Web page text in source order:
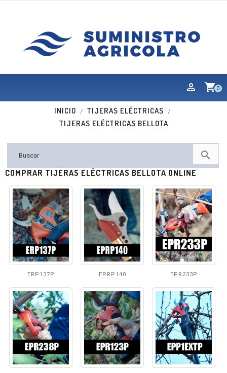
shopping_cart0
INICIO
TIJERAS ELÉCTRICAS
TIJERAS ELÉCTRICAS BELLOTA

COMPRAR TIJERAS ELÉCTRICAS BELLOTA ONLINE
ERP137P EPRP140 EPR233P